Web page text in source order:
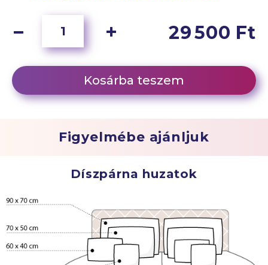
29 500 Ft
Kosárba teszem
Figyelmébe ajánljuk
Díszpárna huzatok